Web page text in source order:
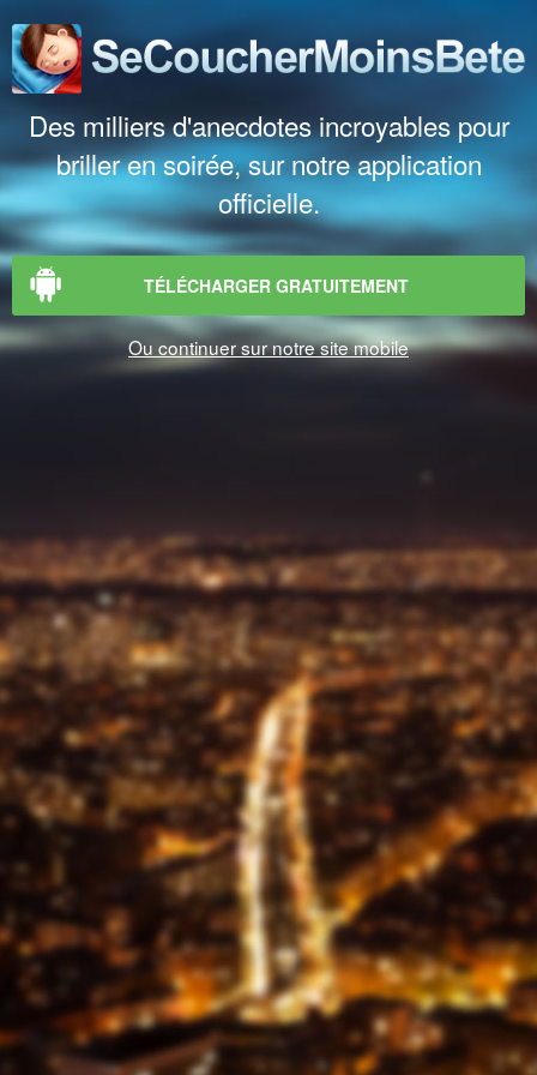
Des milliers d'anecdotes incroyables pour
briller en soirée, sur notre application
officielle.
TÉLÉCHARGER GRATUITEMENT
Ou continuer sur notre site mobile